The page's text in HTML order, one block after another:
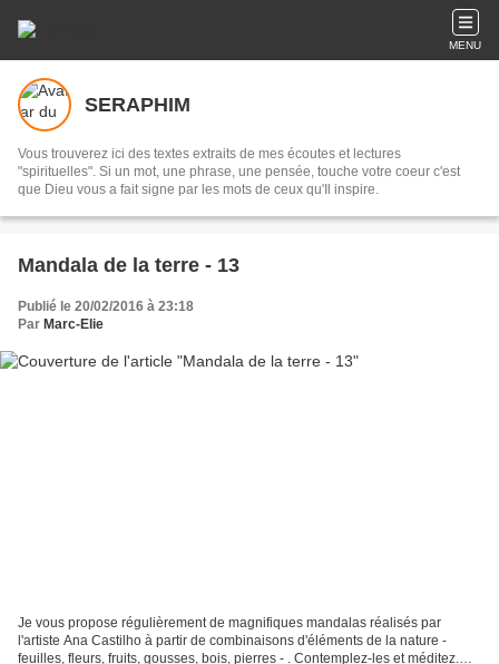
MENU
SERAPHIM
Vous trouverez ici des textes extraits de mes écoutes et lectures
"spirituelles". Si un mot, une phrase, une pensée, touche votre coeur c'est
que Dieu vous a fait signe par les mots de ceux qu'Il inspire.
Mandala de la terre - 13
Publié le 20/02/2016 à 23:18
Par Marc-Elie
Je vous propose régulièrement de magnifiques mandalas réalisés par
l'artiste Ana Castilho à partir de combinaisons d'éléments de la nature -
feuilles, fleurs, fruits, gousses, bois, pierres - . Contemplez-les et méditez.